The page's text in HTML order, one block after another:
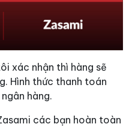
xác nhận thì hàng sẽ
Hình thức thanh toán
hàng.
các bạn hoàn toàn